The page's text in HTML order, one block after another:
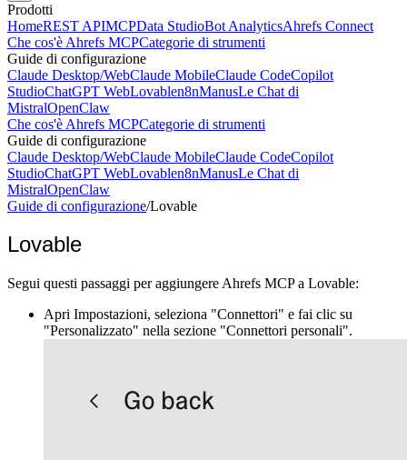
Prodotti
HomeREST APIMCPData StudioBot AnalyticsAhrefs Connect
Che cos'è Ahrefs MCPCategorie di strumenti
Guide di configurazione
Claude Desktop/WebClaude MobileClaude CodeCopilot
StudioChatGPT WebLovablen8nManusLe Chat di
MistralOpenClaw
Che cos'è Ahrefs MCPCategorie di strumenti
Guide di configurazione
Claude Desktop/WebClaude MobileClaude CodeCopilot
StudioChatGPT WebLovablen8nManusLe Chat di
MistralOpenClaw
Guide di configurazione/Lovable
Lovable
Segui questi passaggi per aggiungere Ahrefs MCP a Lovable:
Apri Impostazioni, seleziona "Connettori" e fai clic su
"Personalizzato" nella sezione "Connettori personali".